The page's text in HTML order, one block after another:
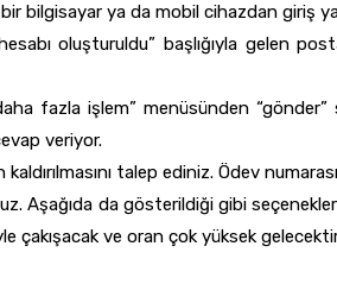
bilgisayar ya da mobil cihazdan giriş
oluşturuldu” başlığıyla gelen
fazla işlem” menüsünden “gönder”
veriyor.
talep ediniz. Ödev
Aşağıda da gösterildiği gibi
çakışacak ve oran çok yüksek